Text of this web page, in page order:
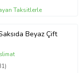
Taksitlerle
Beyaz Çift